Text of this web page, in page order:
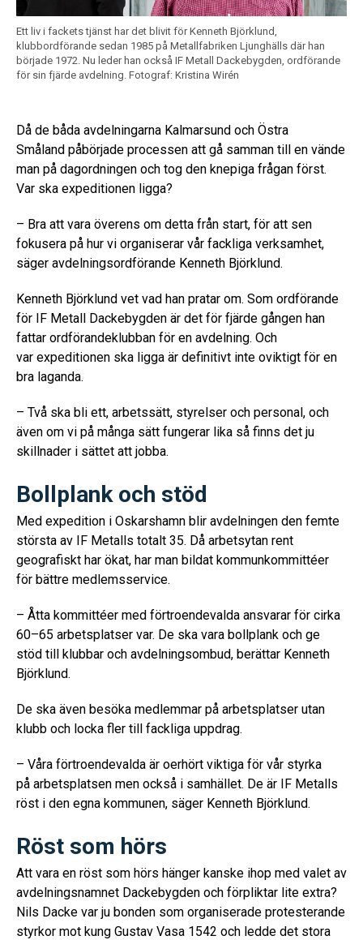
Ett liv i fackets tjänst har det blivit för Kenneth Björklund,
klubbordförande sedan 1985 på Metallfabriken Ljunghälls där han
började 1972. Nu leder han också IF Metall Dackebygden, ordförande
för sin fjärde avdelning. Fotograf: Kristina Wirén
Då de båda avdelningarna Kalmarsund och Östra
Småland påbörjade processen att gå samman till en vände
man på dagordningen och tog den knepiga frågan först.
Var ska expeditionen ligga?
– Bra att vara överens om detta från start, för att sen
fokusera på hur vi organiserar vår fackliga verksamhet,
säger avdelningsordförande Kenneth Björklund.
Kenneth Björklund vet vad han pratar om. Som ordförande
för IF Metall Dackebygden är det för fjärde gången han
fattar ordförandeklubban för en avdelning. Och
var expeditionen ska ligga är definitivt inte oviktigt för en
bra laganda.
– Två ska bli ett, arbetssätt, styrelser och personal, och
även om vi på många sätt fungerar lika så finns det ju
skillnader i sättet att jobba.
Bollplank och stöd
Med expedition i Oskarshamn blir avdelningen den femte
största av IF Metalls totalt 35. Då arbetsytan rent
geografiskt har ökat, har man bildat kommunkommittéer
för bättre medlemsservice.
– Åtta kommittéer med förtroendevalda ansvarar för cirka
60–65 arbetsplatser var. De ska vara bollplank och ge
stöd till klubbar och avdelningsombud, berättar Kenneth
Björklund.
De ska även besöka medlemmar på arbetsplatser utan
klubb och locka fler till fackliga uppdrag.
– Våra förtroendevalda är oerhört viktiga för vår styrka
på arbetsplatsen men också i samhället. De är IF Metalls
röst i den egna kommunen, säger Kenneth Björklund.
Röst som hörs
Att vara en röst som hörs hänger kanske ihop med valet av
avdelningsnamnet Dackebygden och förpliktar lite extra?
Nils Dacke var ju bonden som organiserade protesterande
styrkor mot kung Gustav Vasa 1542 och ledde det stora